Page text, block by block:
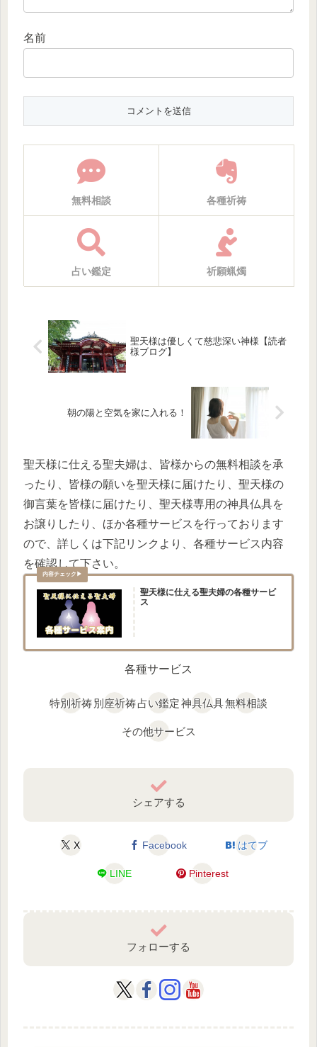
名前
無料相談 各種祈祷
占い鑑定 祈願蝋燭
聖天様は優しくて慈悲深い神様【読者
様ブログ】
朝の陽と空気を家に入れる！
聖天様に仕える聖夫婦は、皆様からの無料相談を承
ったり、皆様の願いを聖天様に届けたり、聖天様の
御言葉を皆様に届けたり、聖天様専用の神具仏具を
お譲りしたり、ほか各種サービスを行っております
ので、詳しくは下記リンクより、各種サービス内容
を確認して下さい。
聖天様に仕える聖夫婦の各種サービ
ス
各種サービス
特別祈祷別座祈祷占い鑑定神具仏具無料相談
その他サービス
シェアする
X Facebook はてブ
LINE Pinterest
フォローする